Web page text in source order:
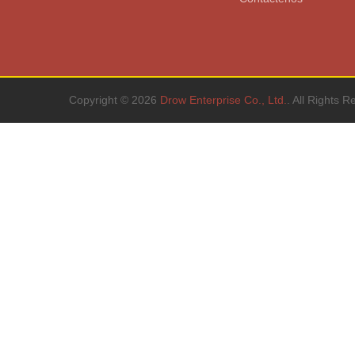
Copyright © 2026 Drow Enterprise Co., Ltd. . All Rights